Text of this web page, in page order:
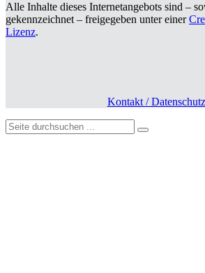
Alle Inhalte dieses Internetangebots sind –
gekennzeichnet – freigegeben unter einer
Lizenz.
Kontakt / Datenschutz